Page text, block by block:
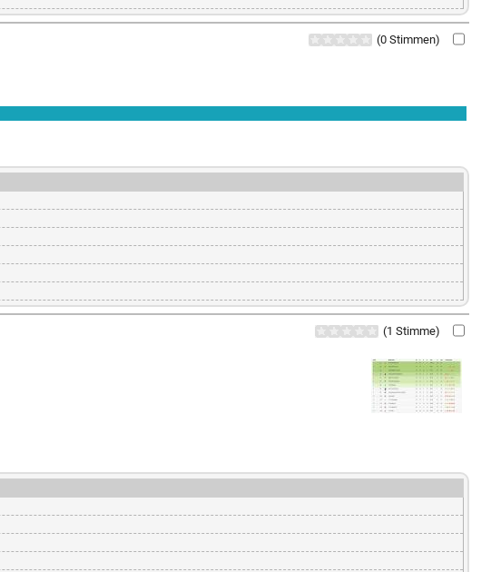
(0 Stimmen)
(1 Stimme)